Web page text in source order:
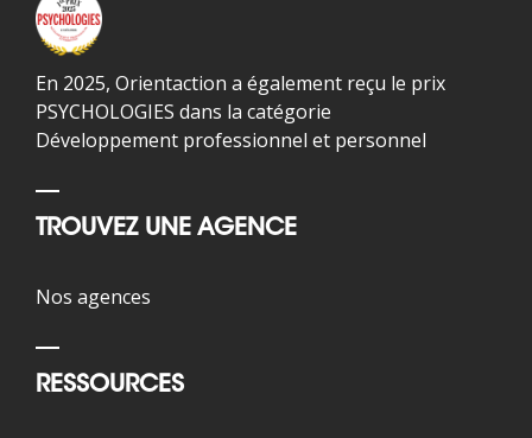
En 2025, Orientaction a également reçu le prix
PSYCHOLOGIES dans la catégorie
Développement professionnel et personnel
TROUVEZ UNE AGENCE
Nos agences
RESSOURCES